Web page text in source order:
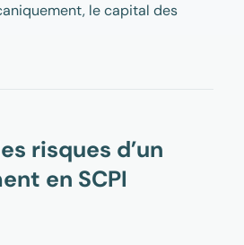
le capital des
risques d’un
en SCPI